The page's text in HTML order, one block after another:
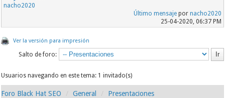
nacho2020
Último mensajepor nacho2020
25-04-2020, 06:37 PM
Ver la versión para impresión
Salto de foro:
Usuarios navegando en este tema: 1 invitado(s)
Foro Black Hat SEO General Presentaciones